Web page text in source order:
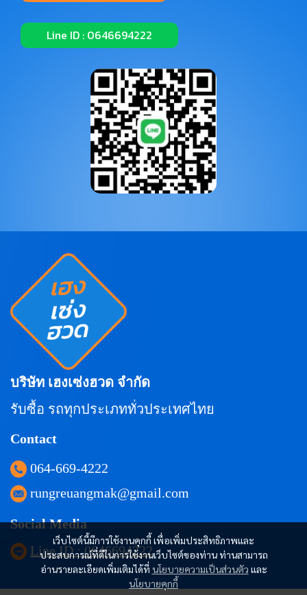
Line ID : 0646694222
เว็บไซต์นี้มีการใช้งานคุกกี้ เพื่อเพิ่มประสิทธิภาพและ
ประสบการณ์ที่ดีในการใช้งานเว็บไซต์ของท่าน ท่านสามารถ
อ่านรายละเอียดเพิ่มเติมได้ที่ นโยบายความเป็นส่วนตัว และ
นโยบายคุกกี้
บริษัท เฮงเซ่งฮวด จำกัด
รับซื้อ รถทุกประเภททั่วประเทศไทย
Contact
064-669-4222
rungreuangmak@gmail.com
Social Media
Line ID : 0646694222